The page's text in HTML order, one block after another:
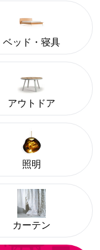
ベッド・寝具
アウトドア
照明
カーテン